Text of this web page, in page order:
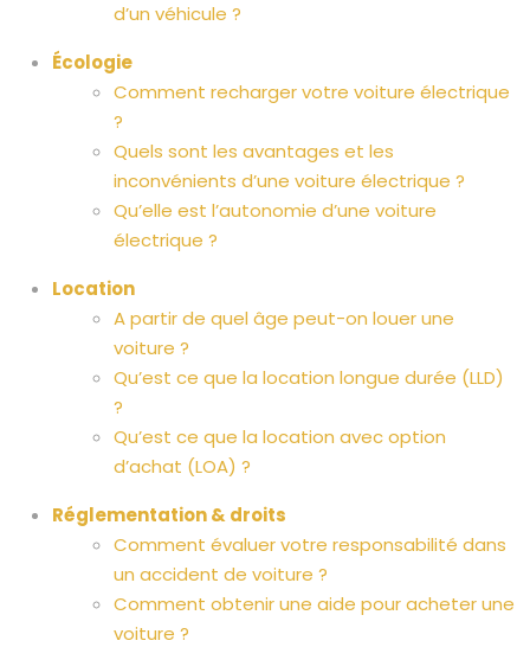
d’un véhicule ?
Écologie
Comment recharger votre voiture électrique
?
Quels sont les avantages et les
inconvénients d’une voiture électrique ?
Qu’elle est l’autonomie d’une voiture
électrique ?
Location
A partir de quel âge peut-on louer une
voiture ?
Qu’est ce que la location longue durée (LLD)
?
Qu’est ce que la location avec option
d’achat (LOA) ?
Réglementation & droits
Comment évaluer votre responsabilité dans
un accident de voiture ?
Comment obtenir une aide pour acheter une
voiture ?